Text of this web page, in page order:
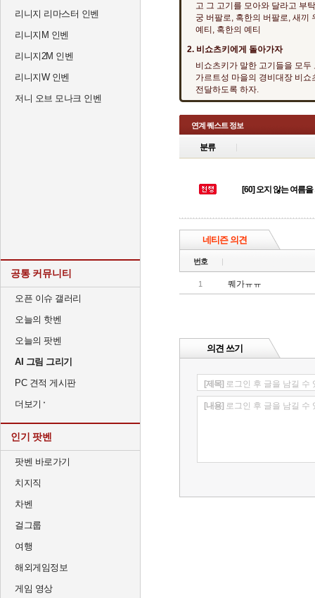
리니지 리마스터 인벤
리니지M 인벤
리니지2M 인벤
리니지W 인벤
저니 오브 모나크 인벤
공통 커뮤니티
오픈 이슈 갤러리
오늘의 핫벤
오늘의 팟벤
AI 그림 그리기
PC 견적 게시판
더보기
인기 팟벤
팟벤 바로가기
치지직
차벤
걸그룹
여행
해외게임정보
게임 영상
고 그 고기를 모아와 달라고 부
궁 버팔로, 혹한의 버팔로, 새끼
예티, 혹한의 예티
2. 비쇼츠키에게 돌아가자
비쇼츠키가 말한 고기들을 모
가르트성 마을의 경비대장 비
전달하도록 하자.
연계 퀘스트 정보
분류
[60] 오지 않는 여름
네티즌 의견
번호
1 퀘가ㅠㅠ
의견 쓰기
[제목] 로그인 후 글을 남길 수
[내용] 로그인 후 글을 남길 수